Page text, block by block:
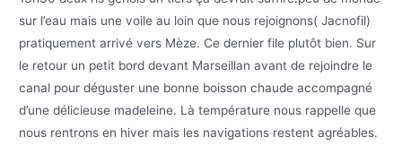
sur l’eau mais une voile au loin que nous rejoignons( Jacnofil)
pratiquement arrivé vers Mèze. Ce dernier file plutôt bien. Sur
le retour un petit bord devant Marseillan avant de rejoindre le
canal pour déguster une bonne boisson chaude accompagné
d’une délicieuse madeleine. Là température nous rappelle que
nous rentrons en hiver mais les navigations restent agréables.